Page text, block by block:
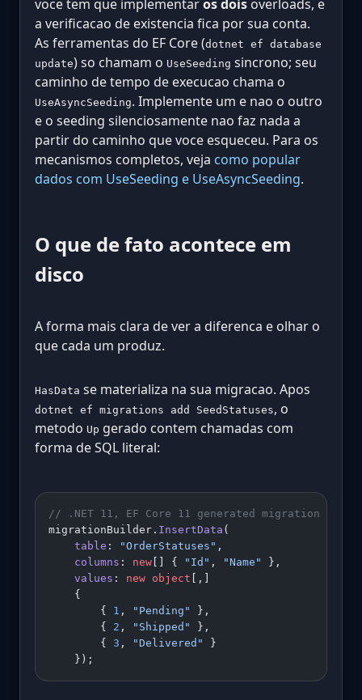
voce tem que implementaros dois overloads, e
a verificacao de existencia fica por sua conta.
As ferramentas do EF Core (dotnet ef database
update) so chamam o UseSeeding sincrono; seu
caminho de tempo de execucao chama o
UseAsyncSeeding. Implemente um e nao o outro
e o seeding silenciosamente nao faz nada a
partir do caminho que voce esqueceu. Para os
mecanismos completos, veja como popular
dados com UseSeeding e UseAsyncSeeding.
O que de fato acontece em
disco
A forma mais clara de ver a diferenca e olhar o
que cada um produz.
HasData se materializa na sua migracao. Apos
dotnet ef migrations add SeedStatuses, o
metodo Up gerado contem chamadas com
forma de SQL literal:
// .NET 11, EF Core 11 generated migration
migrationBuilder. InsertData (
    table
: "OrderStatuses" ,
    columns
: new [] { "Id" , "Name"
},
    values
: new object [,]
    {
        {
1 , "Pending"
},
        {
2 , "Shipped"
},
        {
3 , "Delivered"
}
    });